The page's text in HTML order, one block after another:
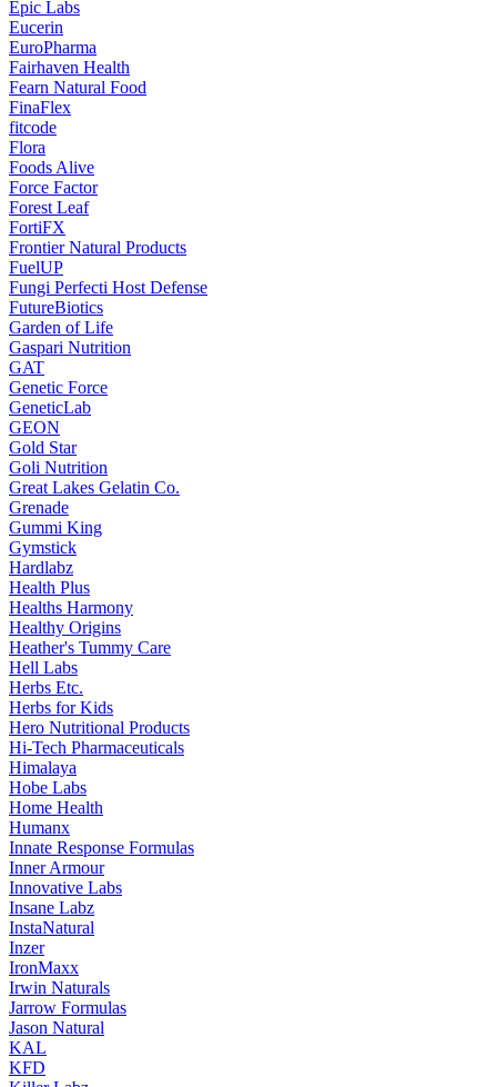
Epic Labs
Eucerin
EuroPharma
Fairhaven Health
Fearn Natural Food
FinaFlex
fitcode
Flora
Foods Alive
Force Factor
Forest Leaf
FortiFX
Frontier Natural Products
FuelUP
Fungi Perfecti Host Defense
FutureBiotics
Garden of Life
Gaspari Nutrition
GAT
Genetic Force
GeneticLab
GEON
Gold Star
Goli Nutrition
Great Lakes Gelatin Co.
Grenade
Gummi King
Gymstick
Hardlabz
Health Plus
Healths Harmony
Healthy Origins
Heather's Tummy Care
Hell Labs
Herbs Etc.
Herbs for Kids
Hero Nutritional Products
Hi-Tech Pharmaceuticals
Himalaya
Hobe Labs
Home Health
Humanx
Innate Response Formulas
Inner Armour
Innovative Labs
Insane Labz
InstaNatural
Inzer
IronMaxx
Irwin Naturals
Jarrow Formulas
Jason Natural
KAL
KFD